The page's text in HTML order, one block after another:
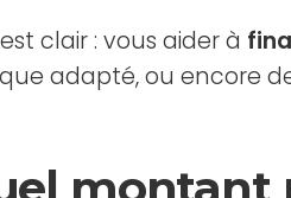
clair : vous aider à
adapté, ou encore